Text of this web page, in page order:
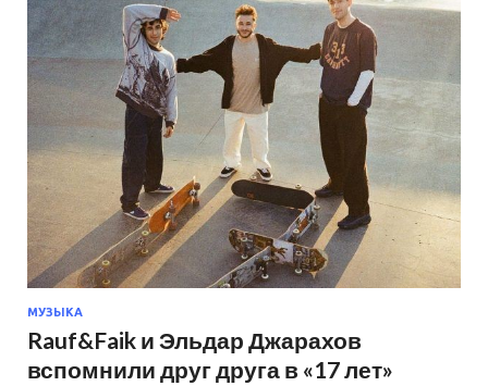
МУЗЫКА
Rauf&Faik и Эльдар Джарахов
вспомнили друг друга в «17 лет»